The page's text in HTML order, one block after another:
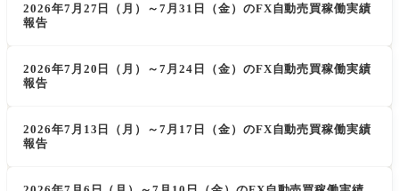
2026年7月27日（月）～7月31日（金）のFX自動売買稼働実績
報告
2026年7月20日（月）～7月24日（金）のFX自動売買稼働実績
報告
2026年7月13日（月）～7月17日（金）のFX自動売買稼働実績
報告